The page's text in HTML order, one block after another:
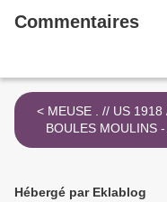
Commentaires
< MEUSE . // US 1918 //
BOULES MOULINS -
SAINT- HUBERT // A.
Hébergé par Eklablog